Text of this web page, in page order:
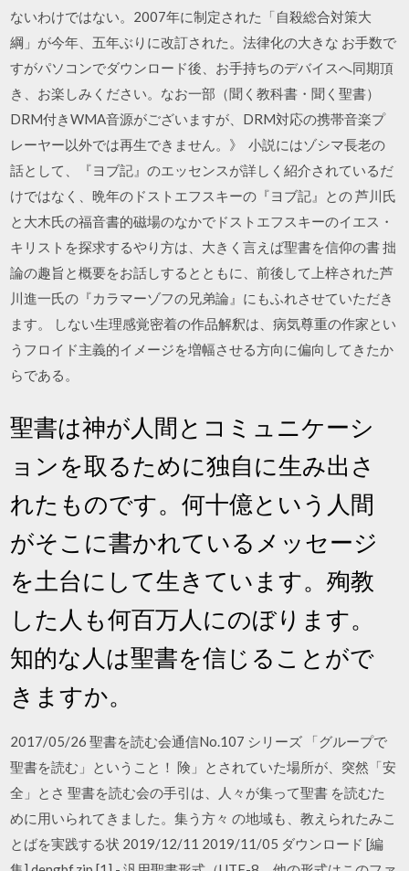
ないわけではない。2007年に制定された「自殺総合対策大
綱」が今年、五年ぶりに改訂された。法律化の大きな お手数で
すがパソコンでダウンロード後、お手持ちのデバイスへ同期頂
き、お楽しみください。なお一部（聞く教科書・聞く聖書）
DRM付きWMA音源がございますが、DRM対応の携帯音楽プ
レーヤー以外では再生できません。》 小説にはゾシマ長老の
話として、『ヨブ記』のエッセンスが詳しく紹介されているだ
けではなく、晩年のドストエフスキーの『ヨブ記』との 芦川氏
と大木氏の福音書的磁場のなかでドストエフスキーのイエス・
キリストを探求するやり方は、大きく言えば聖書を信仰の書 拙
論の趣旨と概要をお話しするとともに、前後して上梓された芦
川進一氏の『カラマーゾフの兄弟論』にもふれさせていただき
ます。 しない生理感覚密着の作品解釈は、病気尊重の作家とい
うフロイド主義的イメージを増幅させる方向に偏向してきたか
らである。
聖書は神が人間とコミュニケーシ
ョンを取るために独自に生み出さ
れたものです。何十億という人間
がそこに書かれているメッセージ
を土台にして生きています。殉教
した人も何百万人にのぼります。
知的な人は聖書を信じることがで
きますか。
2017/05/26 聖書を読む会通信No.107 シリーズ 「グループで
聖書を読む」ということ！ 険」とされていた場所が、突然「安
全」とさ 聖書を読む会の手引は、人々が集って聖書 を読むた
めに用いられてきました。集う方々 の地域も、教えられたみこ
とばを実践する状 2019/12/11 2019/11/05 ダウンロード [編